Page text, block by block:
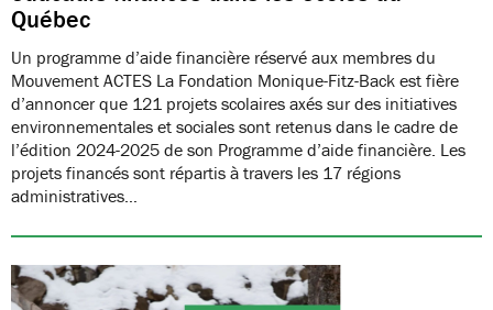
Québec
Un programme d’aide financière réservé aux membres du
Mouvement ACTES La Fondation Monique-Fitz-Back est fière
d’annoncer que 121 projets scolaires axés sur des initiatives
environnementales et sociales sont retenus dans le cadre de
l’édition 2024-2025 de son Programme d’aide financière. Les
projets financés sont répartis à travers les 17 régions
administratives…